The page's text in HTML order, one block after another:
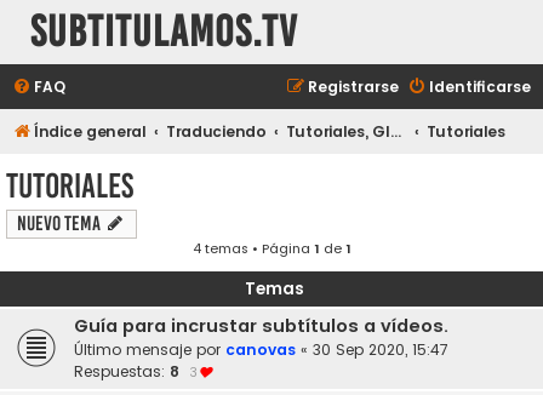
subtitulamos.tv
FAQ Identificarse
Registrarse
Índice general Traduciendo Tutoriales, Glosarios y Ayudas Tutoriales
Tutoriales
Nuevo Tema
4 temas • Página 1 de1
Temas
Guía para incrustar subtítulos a vídeos.
Último mensaje por canovas « 30 Sep 2020, 15:47
Respuestas: 8 3